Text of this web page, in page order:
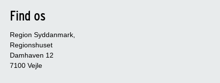
Find os
Region Syddanmark,
Regionshuset
Damhaven 12
7100 Vejle